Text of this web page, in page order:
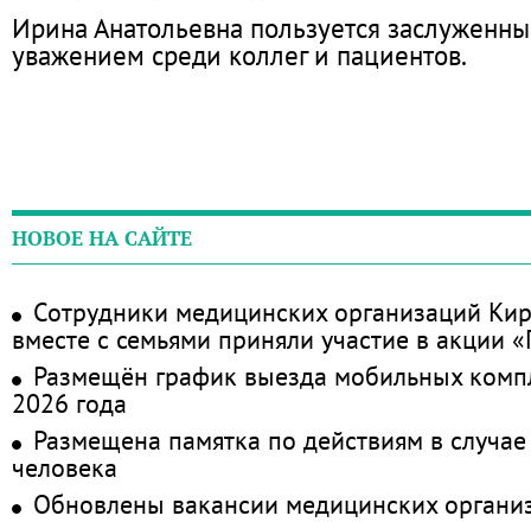
Ирина Анатольевна пользуется
уважением среди коллег и пациентов.
НОВОЕ НА САЙТЕ
Сотрудники медицинских организаций
вместе с семьями приняли участие в акции
Размещён график выезда мобильных
2026 года
Размещена памятка по действиям в
человека
Обновлены вакансии медицинских